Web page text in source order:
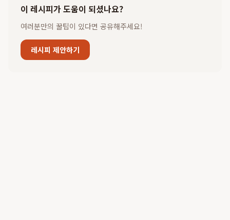
이 레시피가 도움이 되셨나요?
여러분만의 꿀팁이 있다면 공유해주세요!
레시피 제안하기